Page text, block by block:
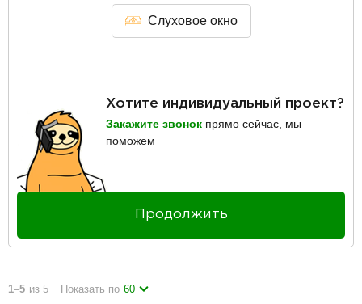
Слуховое окно
Хотите индивидуальный проект?
Закажите звонок прямо сейчас, мы
поможем
Продолжить
1–5 из 5 Показать по 60